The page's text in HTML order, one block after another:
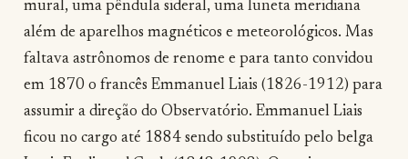
mural, uma pêndula sideral, uma luneta meridiana
além de aparelhos magnéticos e meteorológicos. Mas
faltava astrônomos de renome e para tanto convidou
em 1870 o francês Emmanuel Liais (1826-1912) para
assumir a direção do Observatório. Emmanuel Liais
ficou no cargo até 1884 sendo substituído pelo belga